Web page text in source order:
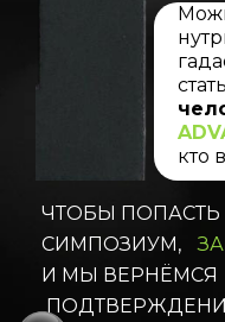
стать
кто
ЧТОБЫ ПОПАСТЬ
СИМПОЗИУМ,
И МЫ